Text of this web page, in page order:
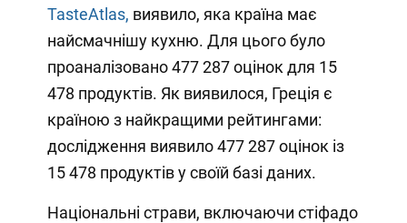
TasteAtlas, виявило, яка країна має
найсмачнішу кухню. Для цього було
проаналізовано 477 287 оцінок для 15
478 продуктів. Як виявилося, Греція є
країною з найкращими рейтингами:
дослідження виявило 477 287 оцінок із
15 478 продуктів у своїй базі даних.
Національні страви, включаючи стіфадо